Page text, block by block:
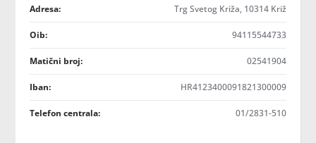
Adresa: Trg Svetog Križa, 10314 Križ
Oib: 94115544733
Matični broj: 02541904
Iban: HR4123400091821300009
Telefon centrala: 01/2831-510